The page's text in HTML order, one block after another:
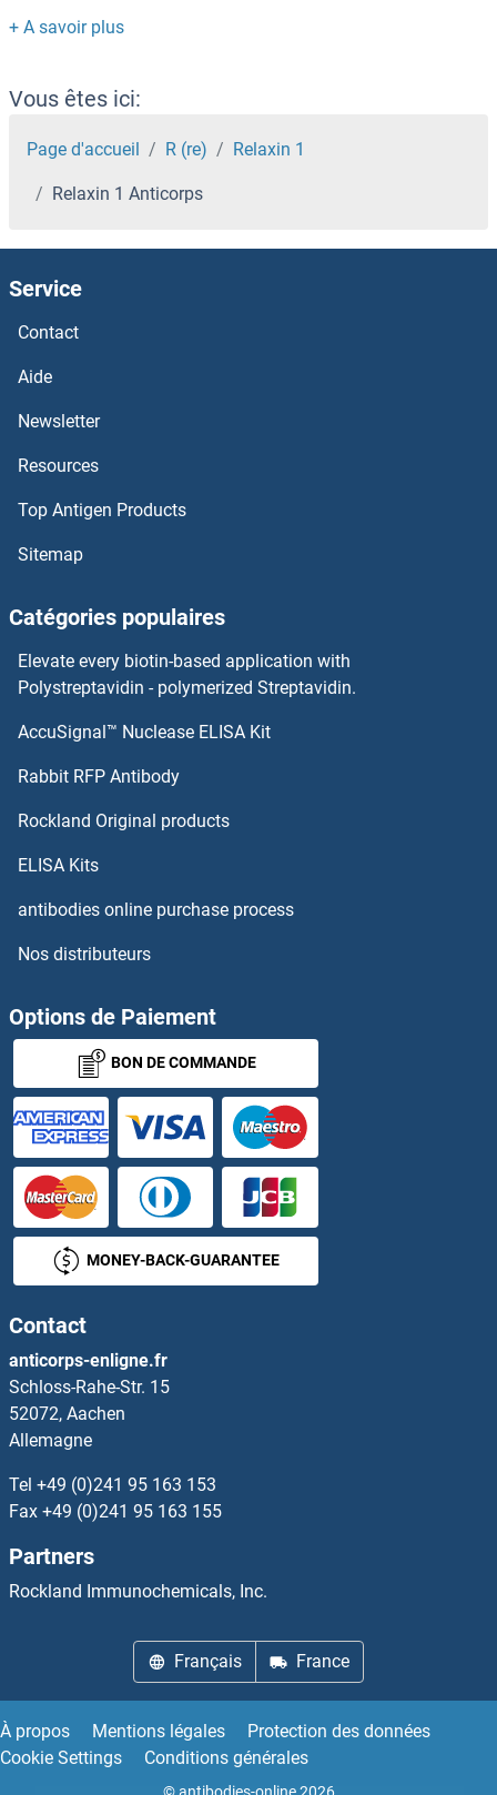
REG3B Anticorps
REG3A Anticorps
REG1B Anticorps
REG1A Anticorps
REEP5 Anticorps
REEP3 Anticorps
REEP2 Anticorps
RECQL4 Anticorps
Relaxin 2 Anticorps
Relaxin 3 Receptor 1 Anticorps
RELB Anticorps
RELM alpha Anticorps
RELT Anticorps
REM1 Anticorps
REM2 Anticorps
RENBP Anticorps
Renin Anticorps
RENT1/UPF1 Anticorps
RENT2/UPF2 Anticorps
REP15 Anticorps
Repetin Anticorps
REPIN1 Anticorps
Replication Protein A 30 KDa Subunit Anticorps
REPS1 Anticorps
REPS2 Anticorps
Vous êtes ici:
Page d'accueil R (re) Relaxin 1
Relaxin 1 Anticorps
Service
Contact
Aide
Newsletter
Resources
Top Antigen Products
Sitemap
Catégories populaires
Elevate every biotin-based application with
Polystreptavidin - polymerized Streptavidin.
AccuSignal™ Nuclease ELISA Kit
Rabbit RFP Antibody
Rockland Original products
ELISA Kits
antibodies online purchase process
Nos distributeurs
Options de Paiement
BON DE COMMANDE
MONEY-BACK-GUARANTEE
Contact
anticorps-enligne.fr
Schloss-Rahe-Str. 15
52072, Aachen
Allemagne
Tel +49 (0)241 95 163 153
Fax +49 (0)241 95 163 155
Partners
Rockland Immunochemicals, Inc.
Français France
À propos Mentions légales
Protection des données
Cookie Settings
Conditions générales